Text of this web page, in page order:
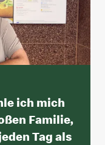
ich mich
Familie,
Tag als